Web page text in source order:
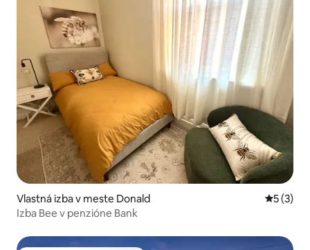
Vlastná izba v meste Donald
5 (3)
Izba Bee v penzióne Bank